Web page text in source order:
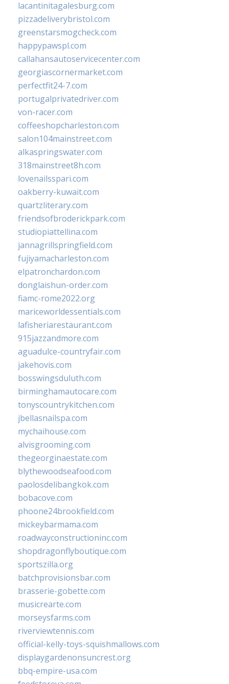
lacantinitagalesburg.com
pizzadeliverybristol.com
greenstarsmogcheck.com
happypawspl.com
callahansautoservicecenter.com
georgiascornermarket.com
perfectfit24-7.com
portugalprivatedriver.com
von-racer.com
coffeeshopcharleston.com
salon104mainstreet.com
alkaspringswater.com
318mainstreet8h.com
lovenailsspari.com
oakberry-kuwait.com
quartzliterary.com
friendsofbroderickpark.com
studiopiattellina.com
jannagrillspringfield.com
fujiyamacharleston.com
elpatronchardon.com
donglaishun-order.com
fiamc-rome2022.org
mariceworldessentials.com
lafisheriarestaurant.com
915jazzandmore.com
aguadulce-countryfair.com
jakehovis.com
bosswingsduluth.com
birminghamautocare.com
tonyscountrykitchen.com
jbellasnailspa.com
mychaihouse.com
alvisgrooming.com
thegeorginaestate.com
blythewoodseafood.com
paolosdelibangkok.com
bobacove.com
phoone24brookfield.com
mickeybarmama.com
roadwayconstructioninc.com
shopdragonflyboutique.com
sportszilla.org
batchprovisionsbar.com
brasserie-gobette.com
musicrearte.com
morseysfarms.com
riverviewtennis.com
official-kelly-toys-squishmallows.com
displaygardenonsuncrest.org
bbq-empire-usa.com